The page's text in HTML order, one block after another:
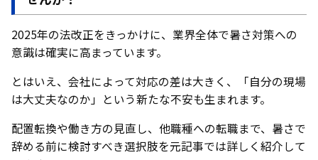
2025年の法改正をきっかけに、業界全体で暑さ対策への
意識は確実に高まっています。
とはいえ、会社によって対応の差は大きく、「自分の現場
は大丈夫なのか」という新たな不安も生まれます。
配置転換や働き方の見直し、他職種への転職まで、暑さで
辞める前に検討すべき選択肢を元記事では詳しく紹介して